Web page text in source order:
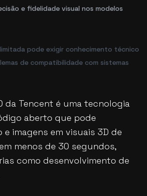
e fidelidade visual nos modelos
pode exigir conhecimento técnico
de compatibilidade com sistemas
da Tencent é uma tecnologia
aberto que pode
imagens em visuais 3D de
menos de 30 segundos,
como desenvolvimento de